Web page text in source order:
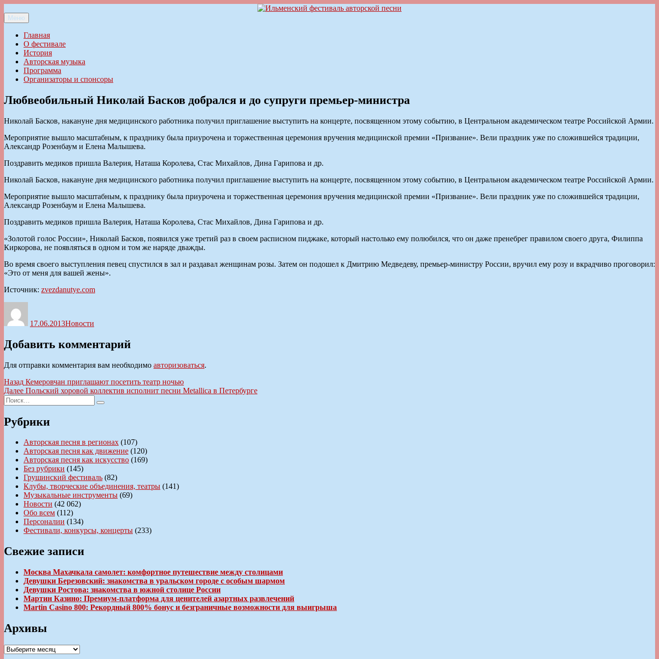
к
содержимому
Ильменский фестиваль авторской песни
Меню
Главная
О фестивале
История
Авторская музыка
Программа
Организаторы и спонсоры
Любвеобильный Николай Басков добрался и до супруги премьер-министра
Николай Басков, накануне дня медицинского работника получил приглашение выступить на концерте, посвященном этому событию, в Центральном академическом театре Российской Армии.
Мероприятие вышло масштабным, к празднику была приурочена и торжественная церемония вручения медицинской премии «Призвание». Вели праздник уже по сложившейся традиции,
Александр Розенбаум и Елена Малышева.
Поздравить медиков пришла Валерия, Наташа Королева, Стас Михайлов, Дина Гарипова и др.
Николай Басков, накануне дня медицинского работника получил приглашение выступить на концерте, посвященном этому событию, в Центральном академическом театре Российской Армии.
Мероприятие вышло масштабным, к празднику была приурочена и торжественная церемония вручения медицинской премии «Призвание». Вели праздник уже по сложившейся традиции,
Александр Розенбаум и Елена Малышева.
Поздравить медиков пришла Валерия, Наташа Королева, Стас Михайлов, Дина Гарипова и др.
«Золотой голос России», Николай Басков, появился уже третий раз в своем расписном пиджаке, который настолько ему полюбился, что он даже пренебрег правилом своего друга, Филиппа
Киркорова, не появляться в одном и том же наряде дважды.
Во время своего выступления певец спустился в зал и раздавал женщинам розы. Затем он подошел к Дмитрию Медведеву, премьер-министру России, вручил ему розу и вкрадчиво проговорил:
«Это от меня для вашей жены».
Источник: zvezdanutye.com
17.06.2013Новости
Добавить комментарий
Для отправки комментария вам необходимо авторизоваться.
Навигация
по
записям
Назад Предыдущая
запись:
Кемеровчан приглашают посетить театр ночью
Далее Следующая
Польский хоровой коллектив исполнит песни Metallica в Петербурге
Искать:
Поиск
Рубрики
Авторская песня в регионах (107)
Авторская песня как движение (120)
Авторская песня как искусство (169)
Без рубрики (145)
Грушинский фестиваль (82)
Клубы, творческие объединения, театры (141)
Музыкальные инструменты (69)
Новости (42 062)
Обо всем (112)
Персоналии (134)
Фестивали, конкурсы, концерты (233)
Свежие записи
Москва Махачкала самолет: комфортное путешествие между столицами
Девушки Березовский: знакомства в уральском городе с особым шармом
Девушки Ростова: знакомства в южной столице России
Мартин Казино: Премиум-платформа для ценителей азартных развлечений
Martin Casino 800: Рекордный 800% бонус и безграничные возможности для выигрыша
Архивы
Архивы